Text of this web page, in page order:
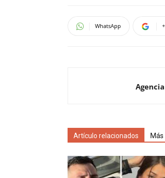
WhatsApp
Artículo relacionados